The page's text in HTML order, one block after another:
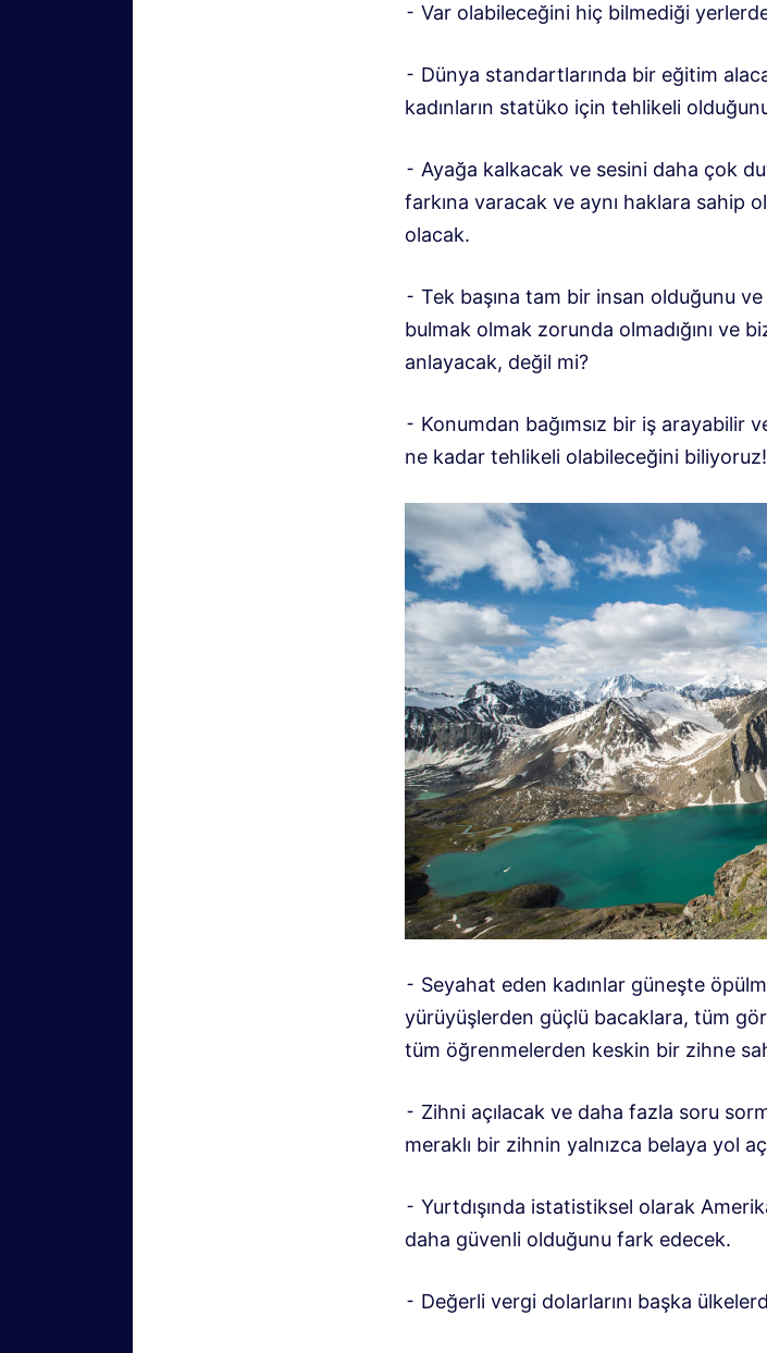
⁃ Var olabileceğini hiç bilmediği
⁃ Dünya standartlarında bir eğitim
kadınların statüko için tehlikeli
⁃ Ayağa kalkacak ve sesini daha çok
farkına varacak ve aynı haklara sahip
olacak.
⁃ Tek başına tam bir insan olduğunu ve
bulmak olmak zorunda olmadığını ve
anlayacak, değil mi?
⁃ Konumdan bağımsız bir iş arayabilir
ne kadar tehlikeli olabileceğini biliyoruz!
⁃ Seyahat eden kadınlar güneşte
yürüyüşlerden güçlü bacaklara, tüm
tüm öğrenmelerden keskin bir zihne
⁃ Zihni açılacak ve daha fazla soru
meraklı bir zihnin yalnızca belaya yol
⁃ Yurtdışında istatistiksel olarak
daha güvenli olduğunu fark edecek.
⁃ Değerli vergi dolarlarını başka